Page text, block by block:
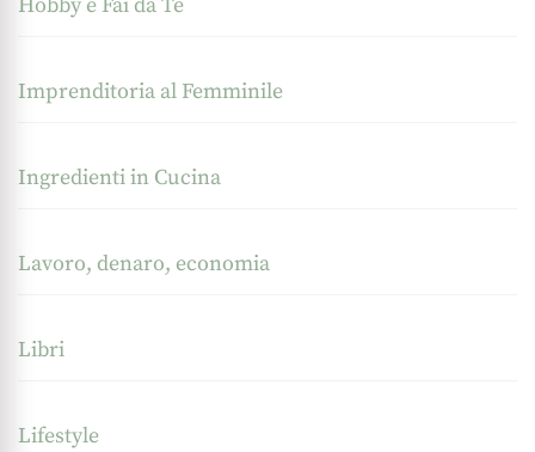
Imprenditoria al Femminile
Ingredienti in Cucina
Lavoro, denaro, economia
Libri
Lifestyle